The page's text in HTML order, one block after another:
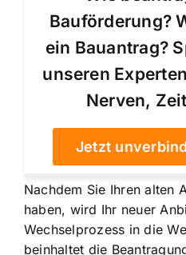
Bauförderung?
ein Bauantrag?
unseren
Nerven,
Jetzt
Nachdem Sie Ihren alten
haben, wird Ihr neuer
Wechselprozess in die
beinhaltet die